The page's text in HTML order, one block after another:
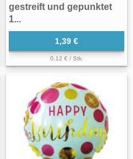
gestreift und gepunktet
1...
1,39 €
0,12 € / Stk.